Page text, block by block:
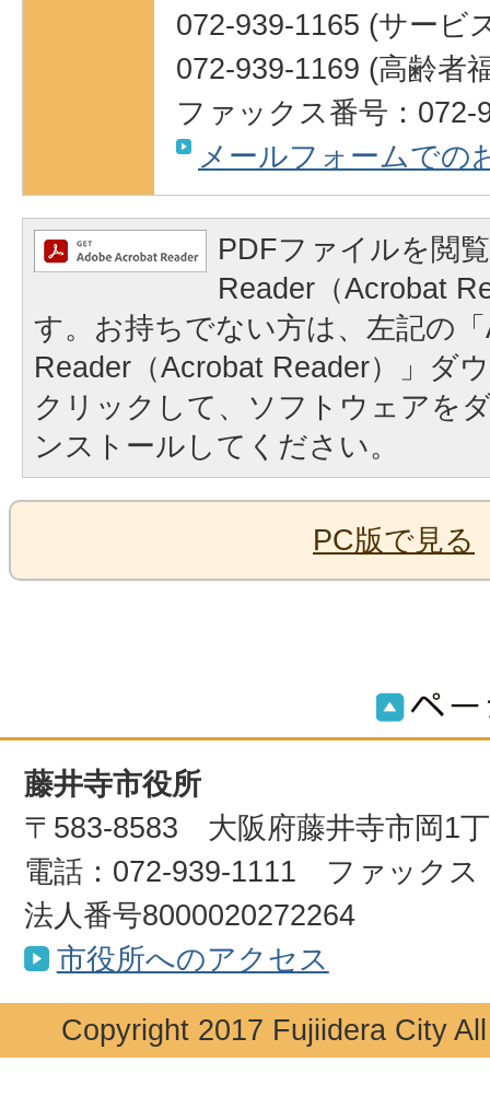
072-939-1165 (サービ
072-939-1169 (高齢者
ファックス番号：072-
メールフォームでの
PDFファイルを閲
Reader（Acrobat
す。お持ちでない方は、左記の
Reader（Acrobat Reader）」ダ
クリックして、ソフトウェアを
ンストールしてください。
PC版で見る
藤井寺市役所
〒583-8583 大阪府藤井寺市岡1
電話：072-939-1111 ファックス
法人番号8000020272264
市役所へのアクセス
Copyright 2017 Fujiidera City